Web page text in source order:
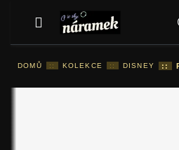
DOMŮ :: KOLEKCE :: DISNEY ::